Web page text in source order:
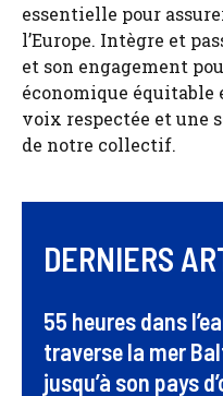
essentielle pour
l’Europe. Intègre et
et son engagement
économique
voix respectée et une
de notre collectif.
DERNIERS
55 heures dans
traverse la mer
jusqu’à son pays